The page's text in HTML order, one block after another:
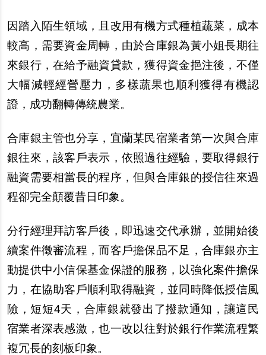
因踏入陌生領域，且改用有機方式種植蔬菜，成本
較高，需要資金周轉，由於合庫銀為黃小姐長期往
來銀行，在給予融資貸款，獲得資金挹注後，不僅
大幅減輕經營壓力，多樣蔬果也順利獲得有機認
證，成功翻轉傳統農業。
合庫銀主管也分享，宜蘭某民宿業者第一次與合庫
銀往來，該客戶表示，依照過往經驗，要取得銀行
融資需要相當長的程序，但與合庫銀的授信往來過
程卻完全顛覆昔日印象。
分行經理拜訪客戶後，即迅速交代承辦，並開始後
續案件徵審流程，而客戶擔保品不足，合庫銀亦主
動提供中小信保基金保證的服務，以強化案件擔保
力，在協助客戶順利取得融資，並同時降低授信風
險，短短4天，合庫銀就發出了撥款通知，讓這民
宿業者深表感激，也一改以往對於銀行作業流程繁
複冗長的刻板印象。